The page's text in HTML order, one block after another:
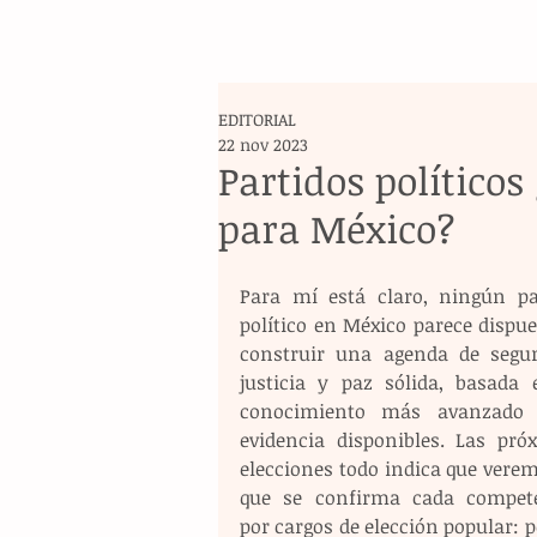
Partidos
para México?
EDITORIAL
22 nov 2023
Para mí está claro, ningún
político en México parece
construir una agenda de
justicia y paz sólida, basada
conocimiento más
evidencia disponibles. Las
elecciones todo indica que
que se confirma cada
por cargos de elección popular: